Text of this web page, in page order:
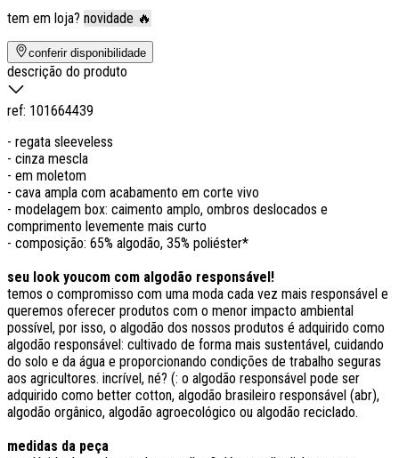
tem em loja? novidade 🔥
conferir disponibilidade
descrição do produto
ref: 101664439
- regata sleeveless
- cinza mescla
- em moletom
- cava ampla com acabamento em corte vivo
- modelagem box: caimento amplo, ombros deslocados e
comprimento levemente mais curto
- composição: 65% algodão, 35% poliéster*
seu look youcom com algodão responsável!
temos o compromisso com uma moda cada vez mais responsável e
queremos oferecer produtos com o menor impacto ambiental
possível, por isso, o algodão dos nossos produtos é adquirido como
algodão responsável: cultivado de forma mais sustentável, cuidando
do solo e da água e proporcionando condições de trabalho seguras
aos agricultores. incrível, né? (: o algodão responsável pode ser
adquirido como better cotton, algodão brasileiro responsável (abr),
algodão orgânico, algodão agroecológico ou algodão reciclado.
medidas da peça